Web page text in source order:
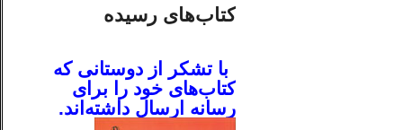
کتاب‌های رسیده
با تشکر از دوستانی که
کتاب‌های خود را برای
رسانه ارسال داشته‌اند.